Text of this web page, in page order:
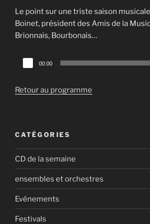
Le point sur une triste saison
Boinet, président des Amis de la
Brionnais, Bourbonais…
Lecteur
audio
00:00
Retour au programme
CATÉGORIES
CD de la semaine
ensembles et orchestres
Evénements
Festivals